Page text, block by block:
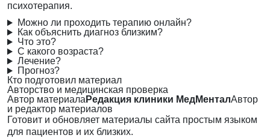
психотерапия.
Можно ли проходить терапию онлайн?
Как объяснить диагноз близким?
Что это?
С какого возраста?
Лечение?
Прогноз?
Кто подготовил материал
Авторство и медицинская проверка
Автор материала Редакция клиники МедМенталАвтор
и редактор материалов
Готовит и обновляет материалы сайта простым языком
для пациентов и их близких.